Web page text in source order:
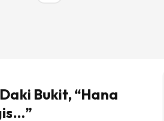
Bukit, “Hana